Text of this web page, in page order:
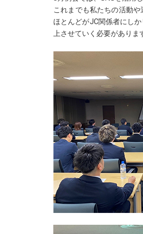
これまでも私たちの活動
ほとんどがJC関係者にし
上させていく必要がありま